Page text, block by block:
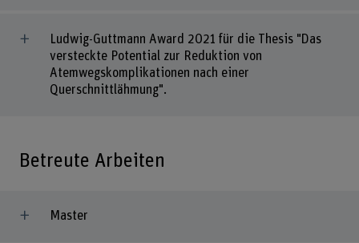
Ludwig-Guttmann Award 2021 für die Thesis "Das
versteckte Potential zur Reduktion von
Atemwegskomplikationen nach einer
Querschnittlähmung".
Betreute Arbeiten
Master